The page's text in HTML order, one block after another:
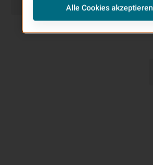
Alle Cookies akzeptieren